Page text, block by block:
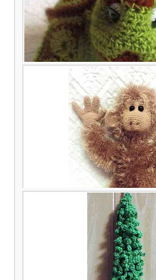
Пятачок в цветочек — свинка
Вяжем черепашку. Этап 3 —
Обезьяна в подарок —
вязания игрушки спицами и